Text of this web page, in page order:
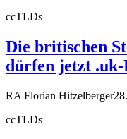
ccTLDs
Die britischen
dürfen jetzt .uk-
RA Florian Hitzelberger
ccTLDs